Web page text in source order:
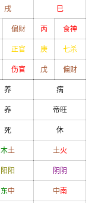
戌 巳
偏财 丙 食神
正官 庚 七杀
伤官 戊 偏财
养 病
养 帝旺
死 休
木土 土火
阳 阳 阴 阴
东中 中南